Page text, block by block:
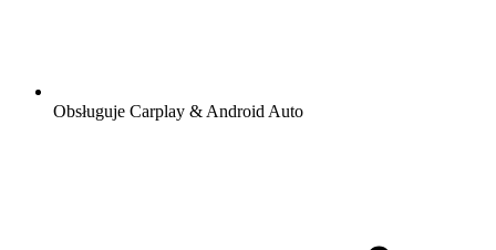
Obsługuje Carplay & Android Auto